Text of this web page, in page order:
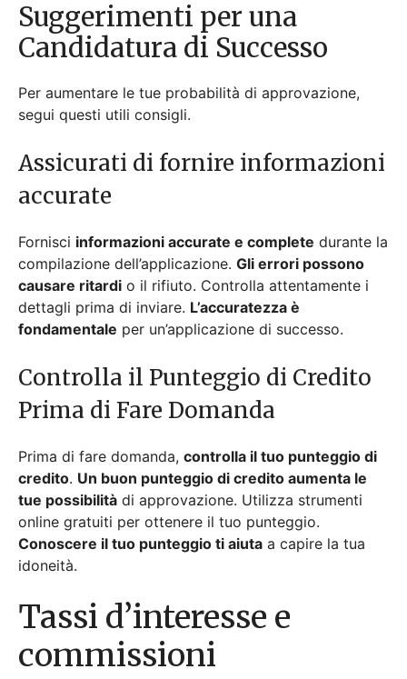
Suggerimenti per una
Candidatura di Successo
Per aumentare le tue probabilità di approvazione,
segui questi utili consigli.
Assicurati di fornire informazioni
accurate
Fornisci informazioni accurate e complete durante la
compilazione dell’applicazione. Gli errori possono
causare ritardi o il rifiuto. Controlla attentamente i
dettagli prima di inviare. L’accuratezza è
fondamentale per un’applicazione di successo.
Controlla il Punteggio di Credito
Prima di Fare Domanda
Prima di fare domanda, controlla il tuo punteggio di
credito. Un buon punteggio di credito aumenta le
tue possibilità di approvazione. Utilizza strumenti
online gratuiti per ottenere il tuo punteggio.
Conoscere il tuo punteggio ti aiuta a capire la tua
idoneità.
Tassi d’interesse e
commissioni